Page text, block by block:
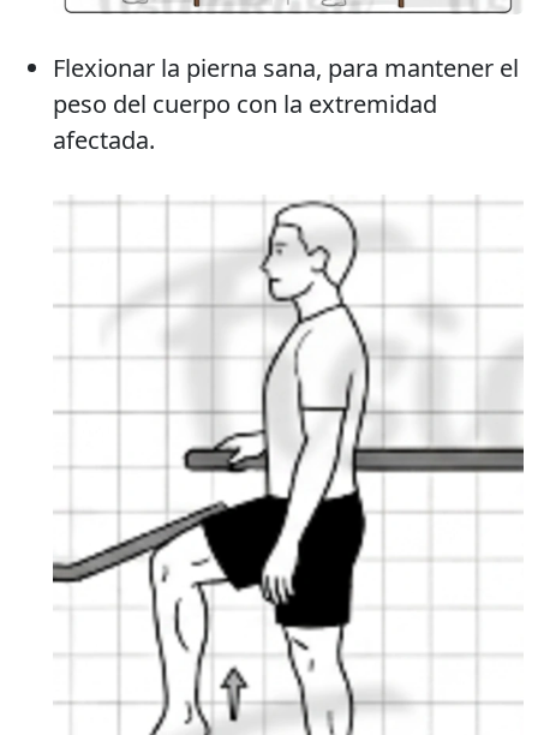
Flexionar la pierna sana, para mantener el
peso del cuerpo con la extremidad
afectada.